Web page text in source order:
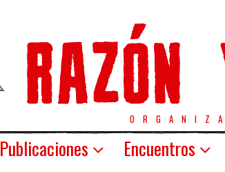
Publicaciones Encuentros